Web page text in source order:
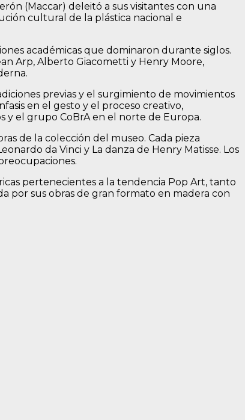
(Maccar) deleitó a sus visitantes con una
cultural de la plástica nacional e
académicas que dominaron durante siglos.
Arp, Alberto Giacometti y Henry Moore,
previas y el surgimiento de movimientos
en el gesto y el proceso creativo,
y el grupo CoBrA en el norte de Europa.
de la colección del museo. Cada pieza
da Vinci y La danza de Henry Matisse. Los
pertenecientes a la tendencia Pop Art, tanto
por sus obras de gran formato en madera con